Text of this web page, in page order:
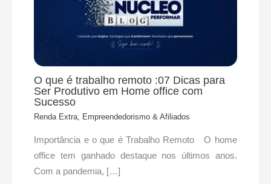
O que é trabalho remoto :07 Dicas para
Ser Produtivo em Home office com
Sucesso
Renda Extra, Empreendedorismo & Afiliados
Importância e o que é Trabalho Remoto O home
office tem ganhado destaque nos últimos anos.
Com a pandemia, […]